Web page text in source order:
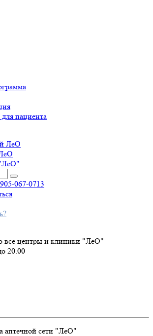
пациента
067-0713
все центры и клиники "ЛеО"
20.00
аптечной сети "ЛеО"